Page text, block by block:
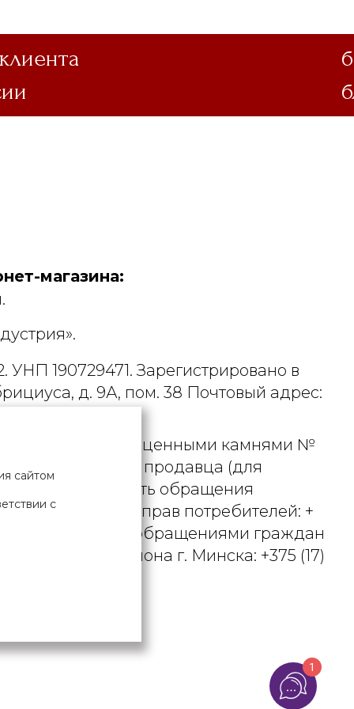
магазина:
190729471. Зарегистрировано в
д. 9А, пом. 38 Почтовый адрес:
и драгоценными камнями №
телефона продавца (для
рассматривать обращения
о защите прав потребителей: +
по работе с обращениями граждан
района г. Минска: +375 (17)
сайтом
с
1